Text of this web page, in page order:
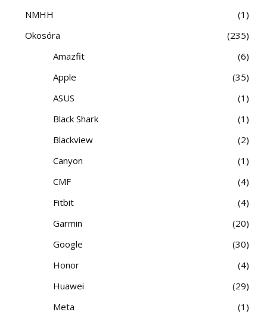
NMHH
1
Okosóra
235
Amazfit
6
Apple
35
ASUS
1
Black Shark
1
Blackview
2
Canyon
1
CMF
4
Fitbit
4
Garmin
20
Google
30
Honor
4
Huawei
29
Meta
1